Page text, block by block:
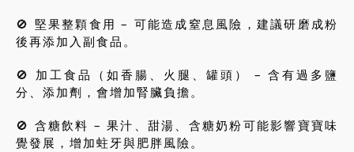
🚫 堅果整顆食用 – 可能造成窒息風險，建議研磨成粉
後再添加入副食品。
🚫 加工食品（如香腸、火腿、罐頭） – 含有過多鹽
分、添加劑，會增加腎臟負擔。
🚫 含糖飲料 – 果汁、甜湯、含糖奶粉可能影響寶寶味
覺發展，增加蛀牙與肥胖風險。